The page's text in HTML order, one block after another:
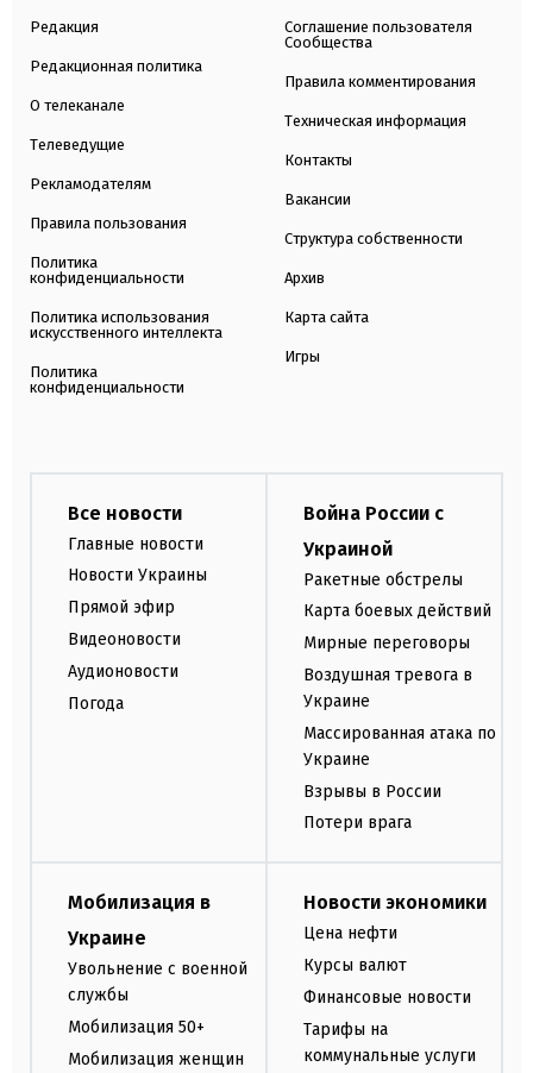
Редакция
Редакционная политика
О телеканале
Телеведущие
Рекламодателям
Правила пользования
Политика
конфиденциальности
Политика использования
искусственного интеллекта
Политика
конфиденциальности
Соглашение пользователя
Сообщества
Правила комментирования
Техническая информация
Контакты
Вакансии
Структура собственности
Архив
Карта сайта
Игры
Все новости
Главные новости
Новости Украины
Прямой эфир
Видеоновости
Аудионовости
Погода
Война России с
Украиной
Ракетные обстрелы
Карта боевых действий
Мирные переговоры
Воздушная тревога в
Украине
Массированная атака по
Украине
Взрывы в России
Потери врага
Мобилизация в
Украине
Увольнение с военной
службы
Мобилизация 50+
Мобилизация женщин
Новости экономики
Цена нефти
Курсы валют
Финансовые новости
Тарифы на
коммунальные услуги